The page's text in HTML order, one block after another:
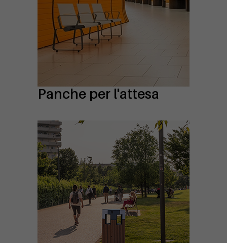
Panche per l'attesa